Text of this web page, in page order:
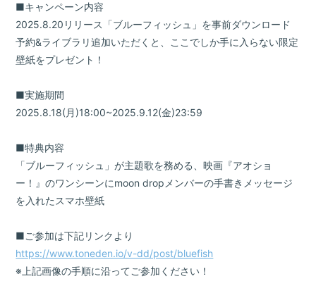
■キャンペーン内容
2025.8.20リリース「ブルーフィッシュ」を事前ダウンロード
予約&ライブラリ追加いただくと、ここでしか手に入らない限定
壁紙をプレゼント！
■実施期間
2025.8.18(月)18:00~2025.9.12(金)23:59
■特典内容
「ブルーフィッシュ」が主題歌を務める、映画『アオショ
ー！』のワンシーンにmoon dropメンバーの手書きメッセージ
を入れたスマホ壁紙
■ご参加は下記リンクより
https://www.toneden.io/v-dd/post/bluefish
※上記画像の手順に沿ってご参加ください！